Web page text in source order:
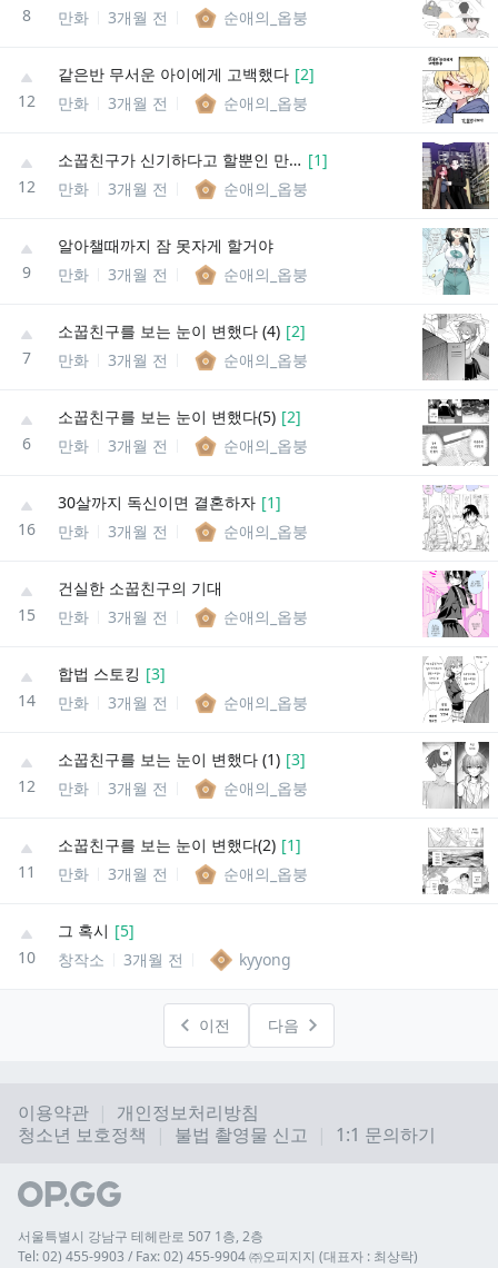
8
만화
3개월 전 순애의_옵붕
12
같은반 무서운 아이에게 고백했다 [2]
만화
3개월 전 순애의_옵붕
12
소꿉친구가 신기하다고 할뿐인 만화 [1]
만화
3개월 전 순애의_옵붕
9
알아챌때까지 잠 못자게 할거야
만화
3개월 전 순애의_옵붕
7
소꿉친구를 보는 눈이 변했다 (4) [2]
만화
3개월 전 순애의_옵붕
6
소꿉친구를 보는 눈이 변했다(5) [2]
만화
3개월 전 순애의_옵붕
16
30살까지 독신이면 결혼하자 [1]
만화
3개월 전 순애의_옵붕
15
건실한 소꿉친구의 기대
만화
3개월 전 순애의_옵붕
14
합법 스토킹 [3]
만화
3개월 전 순애의_옵붕
12
소꿉친구를 보는 눈이 변했다 (1) [3]
만화
3개월 전 순애의_옵붕
11
소꿉친구를 보는 눈이 변했다(2) [1]
만화
3개월 전 순애의_옵붕
10
그 혹시 [5]
창작소
3개월 전 kyyong
이전 다음
이용약관
개인정보처리방침
청소년 보호정책
불법 촬영물 신고 1:1 문의하기
서울특별시 강남구 테헤란로 507 1층, 2층
Tel: 02) 455-9903 / Fax: 02) 455-9904 ㈜오피지지 (대표자 : 최상락)